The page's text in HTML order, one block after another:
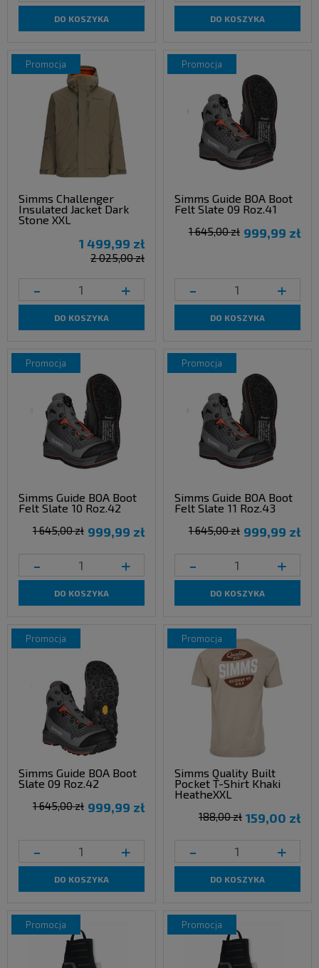
DO KOSZYKA DO KOSZYKA
Simms Challenger
Insulated Jacket Dark
Stone XXL
1 499,99 zł
2 025,00 zł
- +
DO KOSZYKA
promocja
Simms Guide BOA Boot
Felt Slate 09 Roz.41
999,99 zł
1 645,00 zł
- +
DO KOSZYKA
promocja
Simms Guide BOA Boot
Felt Slate 10 Roz.42
999,99 zł
1 645,00 zł
- +
DO KOSZYKA
promocja
Simms Guide BOA Boot
Felt Slate 11 Roz.43
999,99 zł
1 645,00 zł
- +
DO KOSZYKA
promocja
Simms Guide BOA Boot
Slate 09 Roz.42
999,99 zł
1 645,00 zł
- +
DO KOSZYKA
promocja
Simms Quality Built
Pocket T-Shirt Khaki
HeatheXXL
159,00 zł
188,00 zł
- +
DO KOSZYKA
promocja
promocja promocja